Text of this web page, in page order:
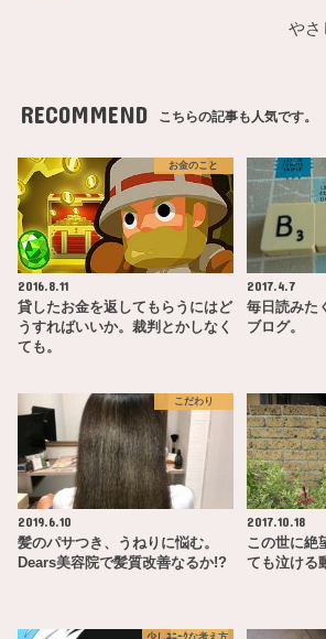
やさ
RECOMMEND こちらの記事も人気です。
お金のこと
2016.8.11
貸したお金を返してもらうにはど
うすればいいか。裁判とかしなく
ても。
2017.4.7
毎日読みた
ブログ。
こだわり
2019.6.10
髪のパサつき、うねりに悩む。
Dears美容院で髪質改善なるか!?
2017.10.18
この世に絶
ても泣ける